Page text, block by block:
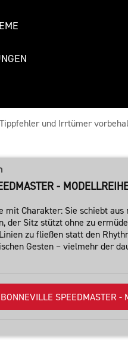
und Irrtümer
-
mit Charakter: Sie schiebt
der Sitz stützt ohne zu
zu fließen statt den
Gesten – vielmehr der
SPEEDMASTER